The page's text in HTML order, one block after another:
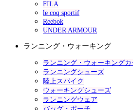
FILA
le coq sportif
Reebok
UNDER ARMOUR
ランニング・ウォーキング
ランニング・ウォーキング
ランニングシューズ
陸上スパイク
ウォーキングシューズ
ランニングウェア